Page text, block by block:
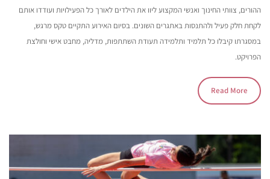
ההורים, צוותי החינוך ואנשי המקצוע ליוו את הילדים לאורך כל הפעילויות ועודדו אותם
לקחת חלק פעיל ולהתנסות באתגרים השונים. בסיום האירוע התקיים טקס מרגש,
במסגרתו קיבלו כל תלמיד ותלמידה תעודת השתתפות, מדליה, מחבט אישי וחולצת
הפרויקט.
Read More